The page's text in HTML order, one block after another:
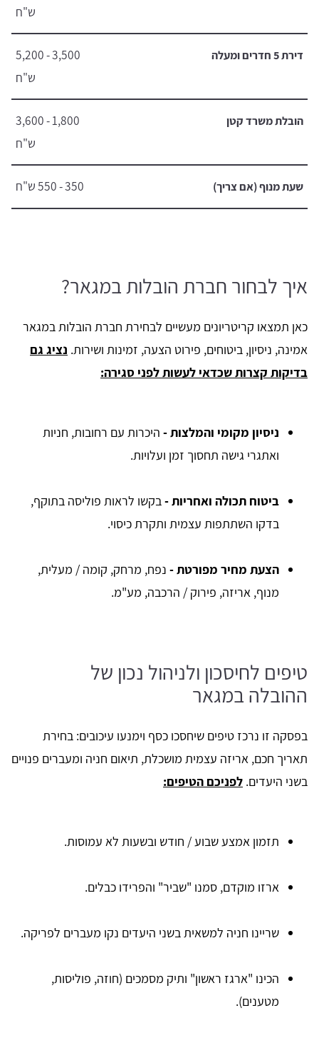
ש"ח
דירת 5 חדרים ומעלה
3,500 - 5,200
ש"ח
הובלת משרד קטן
1,800 - 3,600
ש"ח
שעת מנוף (אם צריך) 350 - 550 ש"ח
איך לבחור חברת הובלות במגאר?
כאן תמצאו קריטריונים מעשיים לבחירת חברת הובלות במגאר
אמינה, ניסיון, ביטוחים, פירוט הצעה, זמינות ושירות. נציג גם
בדיקות קצרות שכדאי לעשות לפני סגירה:
ניסיון מקומי והמלצות - היכרות עם רחובות, חניות
ואתגרי גישה תחסוך זמן ועלויות.
ביטוח תכולה ואחריות -בקשו לראות פוליסה בתוקף,
בדקו השתתפות עצמית ותקרת כיסוי.
הצעת מחיר מפורטת - נפח, מרחק, קומה / מעלית,
מנוף, אריזה, פירוק / הרכבה, מע"מ.
טיפים לחיסכון ולניהול נכון של
ההובלה במגאר
בפסקה זו נרכז טיפים שיחסכו כסף וימנעו עיכובים: בחירת
תאריך חכם, אריזה עצמית מושכלת, תיאום חניה ומעברים פנויים
בשני היעדים. לפניכם הטיפים:
תזמון אמצע שבוע / חודש ובשעות לא עמוסות.
ארזו מוקדם, סמנו "שביר" והפרידו כבלים.
שריינו חניה למשאית בשני היעדים נקו מעברים לפריקה.
הכינו "ארגז ראשון" ותיק מסמכים (חוזה, פוליסות,
מטענים).